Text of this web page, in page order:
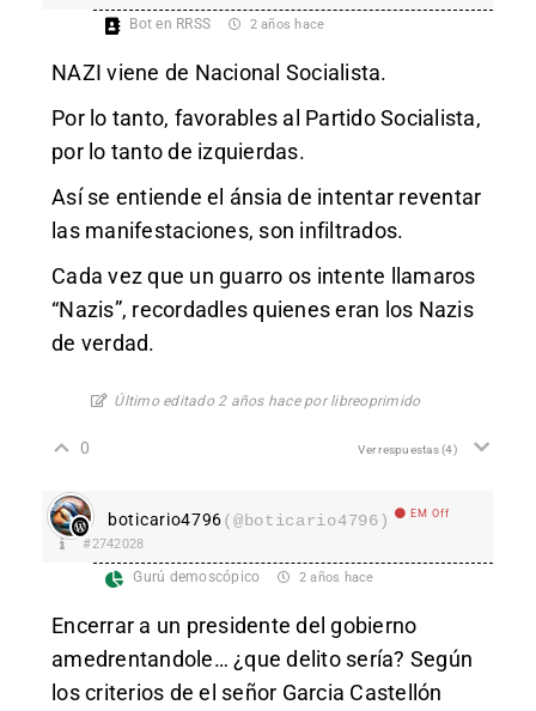
Bot en RRSS 2 años hace
NAZI viene de Nacional Socialista.
Por lo tanto, favorables al Partido Socialista,
por lo tanto de izquierdas.
Así se entiende el ánsia de intentar reventar
las manifestaciones, son infiltrados.
Cada vez que un guarro os intente llamaros
“Nazis”, recordadles quienes eran los Nazis
de verdad.
Último editado 2 años hace por libreoprimido
0 Ver respuestas(4)
boticario4796(@boticario4796) EM Off
#2742028
Gurú demoscópico 2 años hace
Encerrar a un presidente del gobierno
amedrentandole… ¿que delito sería? Según
los criterios de el señor Garcia Castellón